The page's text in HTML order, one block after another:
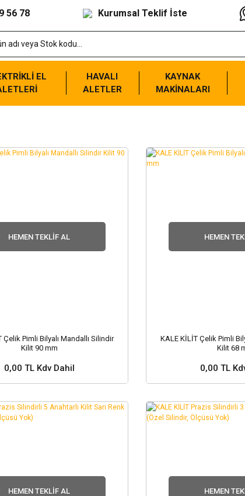
56 78 Kurumsal Teklif İste
EL
HAVALI
ALETLER
KAYNAK
MAKİNALARI
HEMEN TEKLIF AL
Çelik Pimli Bilyalı Mandallı Silindir
Kilit 90 mm
0,00 TL Kdv Dahil
ve Fiyat Sorunuz ?
HEMEN
KALE KİLİT Çelik Pimli
Kilit 68
0,00 TL
Stok ve Fiyat
HEMEN TEKLIF AL HEMEN